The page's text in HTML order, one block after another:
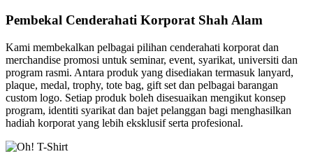
Pembekal Cenderahati Korporat Shah Alam
Kami membekalkan pelbagai pilihan cenderahati korporat dan
merchandise promosi untuk seminar, event, syarikat, universiti dan
program rasmi. Antara produk yang disediakan termasuk lanyard,
plaque, medal, trophy, tote bag, gift set dan pelbagai barangan
custom logo. Setiap produk boleh disesuaikan mengikut konsep
program, identiti syarikat dan bajet pelanggan bagi menghasilkan
hadiah korporat yang lebih eksklusif serta profesional.